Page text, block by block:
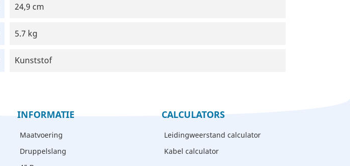
24,9 cm
5.7 kg
Kunststof
INFORMATIE
Maatvoering
Druppelslang
CALCULATORS
Leidingweerstand calculator
Kabel calculator